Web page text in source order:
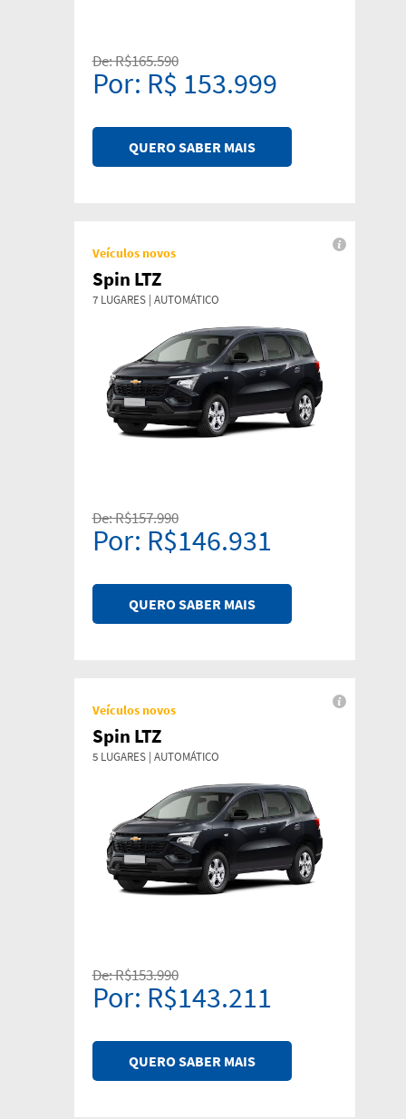
De: R$165.590
Por: R$ 153.999
QUERO SABER MAIS
Veículos novos
Spin LTZ
7 LUGARES | AUTOMÁTICO
De: R$157.990
Por: R$146.931
QUERO SABER MAIS
Veículos novos
Spin LTZ
5 LUGARES | AUTOMÁTICO
De: R$153.990
Por: R$143.211
QUERO SABER MAIS